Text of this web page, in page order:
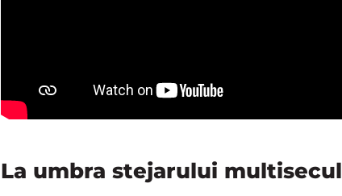
La umbra stejarului